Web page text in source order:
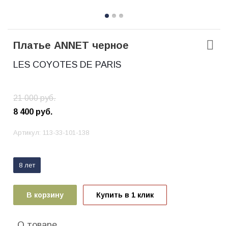
Платье ANNET черное
LES COYOTES DE PARIS
21 000руб.
8 400 руб.
Артикул: 113-33-101-138
8 лет
В корзину Купить в 1 клик